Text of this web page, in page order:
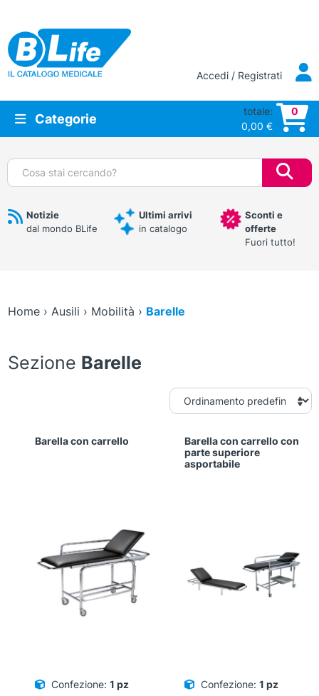
Vai al contenuto principale
Accedi / Registrati
Categorie
totale:
0,00 €
0
Cerca:
Notizie
dal mondo BLife
Ultimi arrivi
in catalogo
Sconti e
offerte
Fuori tutto!
Home› Ausili › Mobilità › Barelle
Sezione Barelle
Barella con carrello
Confezione: 1 pz
Barella con carrello con
parte superiore
asportabile
Confezione: 1 pz